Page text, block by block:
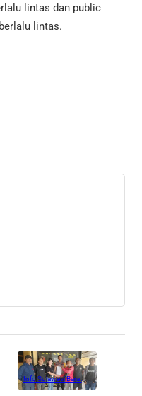
lintas dan public
lintas.
Info Sulawesi Barat